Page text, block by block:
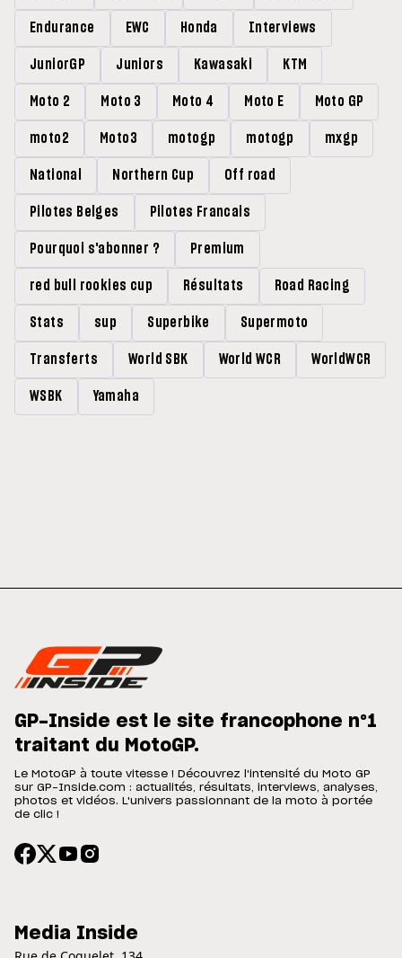
Endurance EWC Honda Interviews
JuniorGP Juniors Kawasaki KTM
Moto 2 Moto 3 Moto 4 Moto E Moto GP
moto2 Moto3 motogp motogp mxgp
National Northern Cup Off road
Pilotes Belges Pilotes Francais
Pourquoi s'abonner ? Premium
red bull rookies cup Résultats Road Racing
Stats sup Superbike Supermoto
Transferts World SBK World WCR WorldWCR
WSBK Yamaha
GP-Inside est le site francophone n°1
traitant du MotoGP.
Le MotoGP à toute vitesse ! Découvrez l'intensité du Moto GP
sur GP-Inside.com : actualités, résultats, interviews, analyses,
photos et vidéos. L'univers passionnant de la moto à portée
de clic !
Media Inside